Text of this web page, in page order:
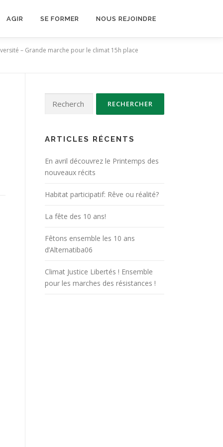
AGIR SE FORMER NOUS REJOINDRE
– Grande marche pour le climat 15h place
ARTICLES RÉCENTS
En avril découvrez le Printemps des
nouveaux récits
Habitat participatif: Rêve ou réalité?
La fête des 10 ans!
Fêtons ensemble les 10 ans
d’Alternatiba06
Climat Justice Libertés ! Ensemble
pour les marches des résistances !